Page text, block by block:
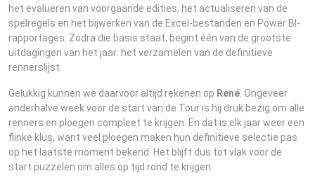
het evalueren van voorgaande edities, het actualiseren van de
spelregels en het bijwerken van de Excel-bestanden en Power BI-
rapportages. Zodra die basis staat, begint één van de grootste
uitdagingen van het jaar: het verzamelen van de definitieve
rennerslijst.
Gelukkig kunnen we daarvoor altijd rekenen op René . Ongeveer
anderhalve week voor de start van de Tour is hij druk bezig om alle
renners en ploegen compleet te krijgen. En dat is elk jaar weer een
flinke klus, want veel ploegen maken hun definitieve selectie pas
op het laatste moment bekend. Het blijft dus tot vlak voor de
start puzzelen om alles op tijd rond te krijgen.